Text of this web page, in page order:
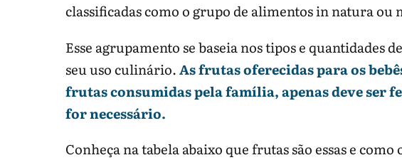
classificadas como o grupo de alimentos in natura ou
Esse agrupamento se baseia nos tipos e quantidades
seu uso culinário.As frutas oferecidas para os
frutas consumidas pela família, apenas deve ser
for necessário.
Conheça na tabela abaixo que frutas são essas e como